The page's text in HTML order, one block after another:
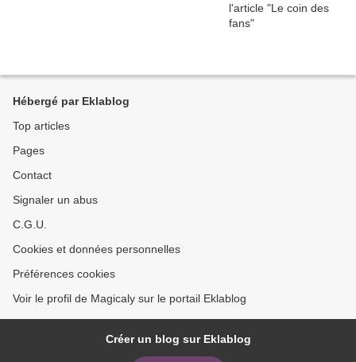
Hébergé par Eklablog
Top articles
Pages
Contact
Signaler un abus
C.G.U.
Cookies et données personnelles
Préférences cookies
Voir le profil de Magicaly sur le portail Eklablog
Créer un blog sur Eklablog